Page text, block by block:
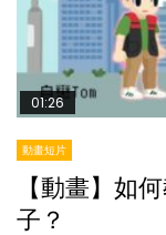
01:26
動畫短片
【動畫】如
子？